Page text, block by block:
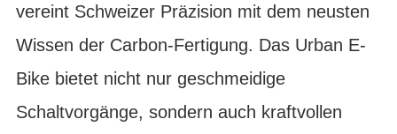
vereint Schweizer Präzision mit dem neusten
Wissen der Carbon-Fertigung. Das Urban E-
Bike bietet nicht nur geschmeidige
Schaltvorgänge, sondern auch kraftvollen